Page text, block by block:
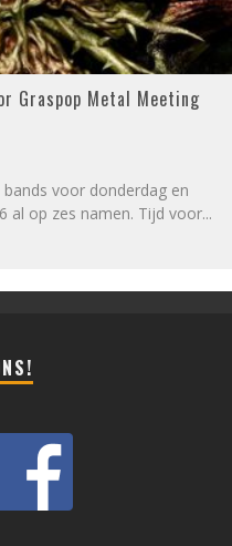
Graspop Metal Meeting
voor donderdag en
al op zes namen. Tijd voor...